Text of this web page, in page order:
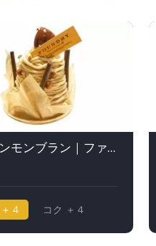
イタリアンモンブラン｜ファウンドリー
４ コク ＋４